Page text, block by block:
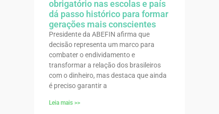
obrigatório nas escolas e país
dá passo histórico para formar
gerações mais conscientes
Presidente da ABEFIN afirma que
decisão representa um marco para
combater o endividamento e
transformar a relação dos brasileiros
com o dinheiro, mas destaca que ainda
é preciso garantir a
Leia mais >>